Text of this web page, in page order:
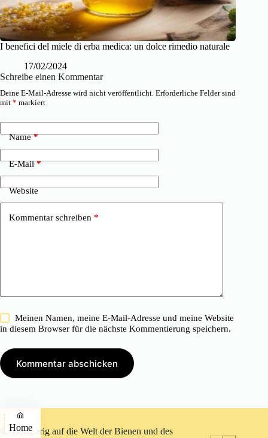
I benefici del miele di erba medica: un dolce rimedio naturale
17/02/2024
Schreibe einen Kommentar
Deine E-Mail-Adresse wird nicht veröffentlicht. Erforderliche Felder sind
mit * markiert
Name*
E-Mail*
Website
Kommentar schreiben *
Meinen Namen, meine E-Mail-Adresse und meine Website
in diesem Browser für die nächste Kommentierung speichern.
Kommentar abschicken
🐝 Neugierig auf die Welt der Bienen und des
Home